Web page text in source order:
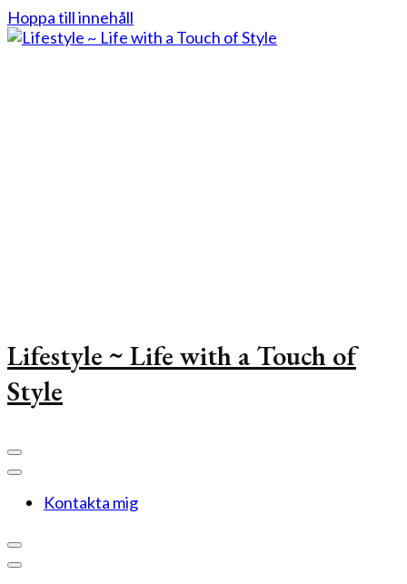
Hoppa till innehåll
Lifestyle ~ Life with a Touch of
Style
Kontakta mig